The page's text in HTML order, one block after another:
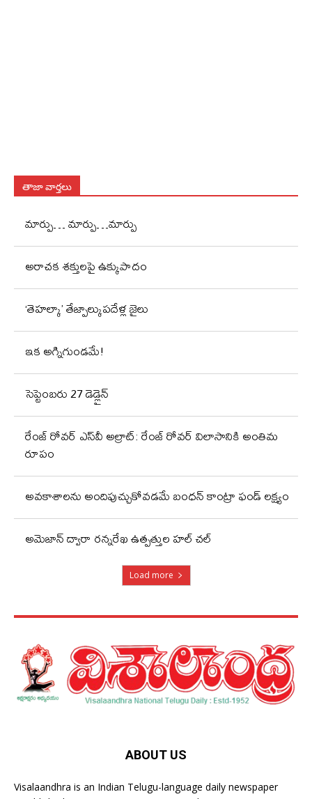
తాజా వార్తలు
మార్పు… మార్పు…మార్పు
అరాచక శక్తులపై ఉక్కుపాదం
‘తెహల్కా’ తేజ్పాల్కుపదేళ్ల జైలు
ఇక అగ్నిగుండమే!
సెప్టెంబరు 27 డెడ్లైన్
రేంజ్ రోవర్ ఎస్‌వీ అల్రాట్: రేంజ్ రోవర్ విలాసానికి అంతిమ
రూపం
అవకాశాలను అందిపుచ్చుకోవడమే బంధన్ కాంట్రా ఫండ్ లక్ష్యం
అమెజాన్ ద్వారా రన్నరేఖ ఉత్పత్తుల హల్ చల్
Load more
ABOUT US
Visalaandhra is an Indian Telugu-language daily newspaper